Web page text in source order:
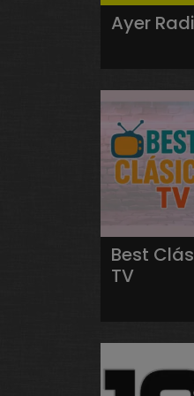
Ayer
Best
TV